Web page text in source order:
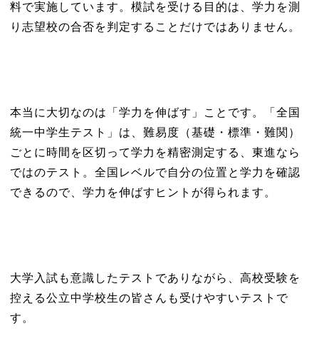
料で実施しています。模試を受ける目的は、学力を測
り志望校の合否を判定することだけではありません。
本当に大切なのは「学力を伸ばす」ことです。「全国
統一中学生テスト」は、難易度（基礎・標準・難関）
ごとに時間を区切って学力を精密測定する、東進なら
ではのテスト。全国レベルで自分の位置と学力を確認
できるので、学力を伸ばすヒントが得られます。
大学入試も意識したテストでありながら、高校受験を
控える公立中学校生の皆さんも受けやすいテストで
す。